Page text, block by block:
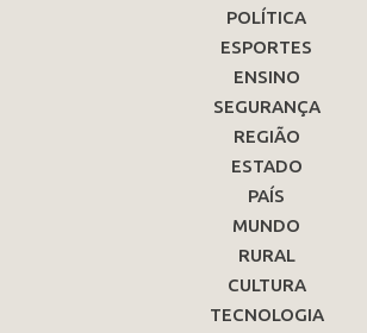
POLÍTICA
ESPORTES
ENSINO
SEGURANÇA
REGIÃO
ESTADO
PAÍS
MUNDO
RURAL
CULTURA
TECNOLOGIA